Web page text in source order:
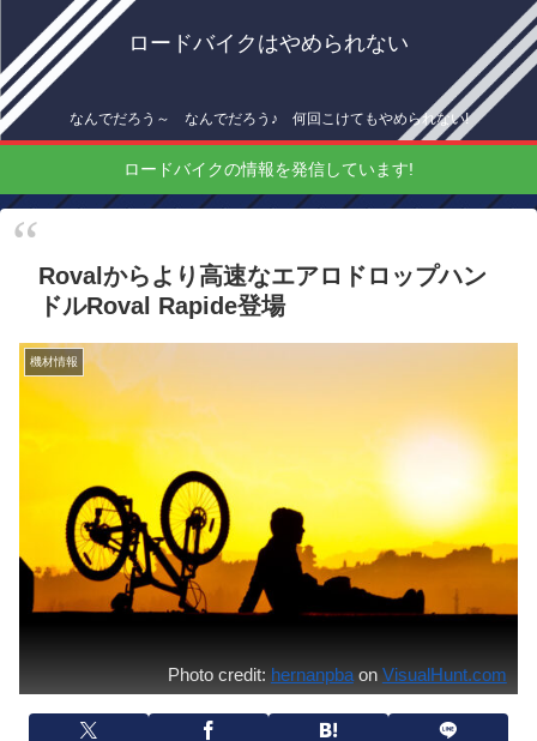
ロードバイクはやめられない
なんでだろう～ なんでだろう♪ 何回こけてもやめられない!
ロードバイクの情報を発信しています!
Rovalからより高速なエアロドロップハン
ドルRoval Rapide登場
機材情報
Photo credit: hernanpbaon VisualHunt.com